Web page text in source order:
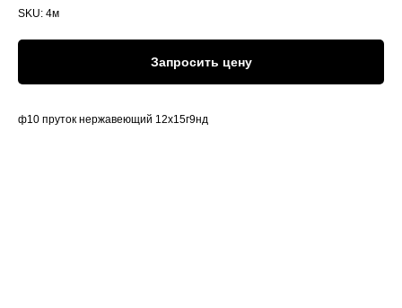
SKU: 4м
Запросить цену
ф10 пруток нержавеющий 12х15г9нд